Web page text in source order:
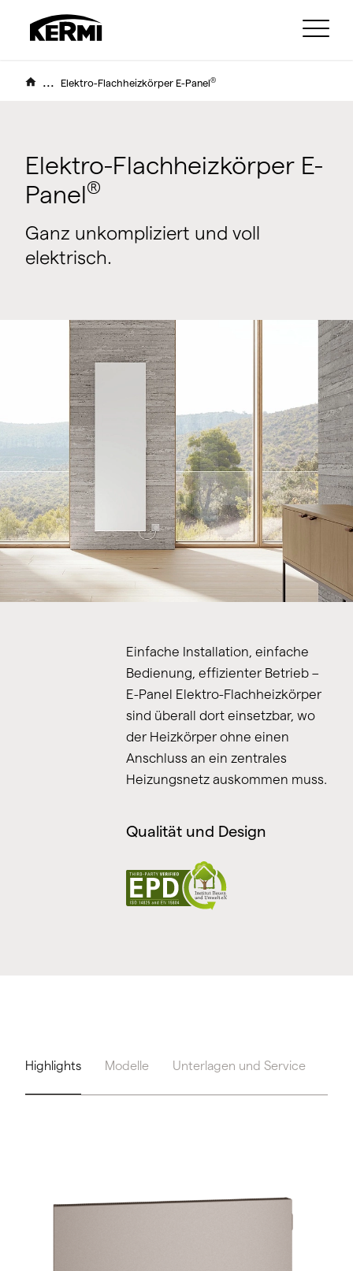
... Elektro-Flachheizkörper E-Panel®
Elektro-Flachheizkörper E-
Panel®
Ganz unkompliziert und voll
elektrisch.
Einfache Installation, einfache
Bedienung, effizienter Betrieb –
E-Panel Elektro-Flachheizkörper
sind überall dort einsetzbar, wo
der Heizkörper ohne einen
Anschluss an ein zentrales
Heizungsnetz auskommen muss.
Qualität und Design
Highlights Modelle Unterlagen und Service